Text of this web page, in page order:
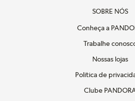
SOBRE NÓS
Conheça a
Trabalhe
Nossas lojas
Politica de
Clube